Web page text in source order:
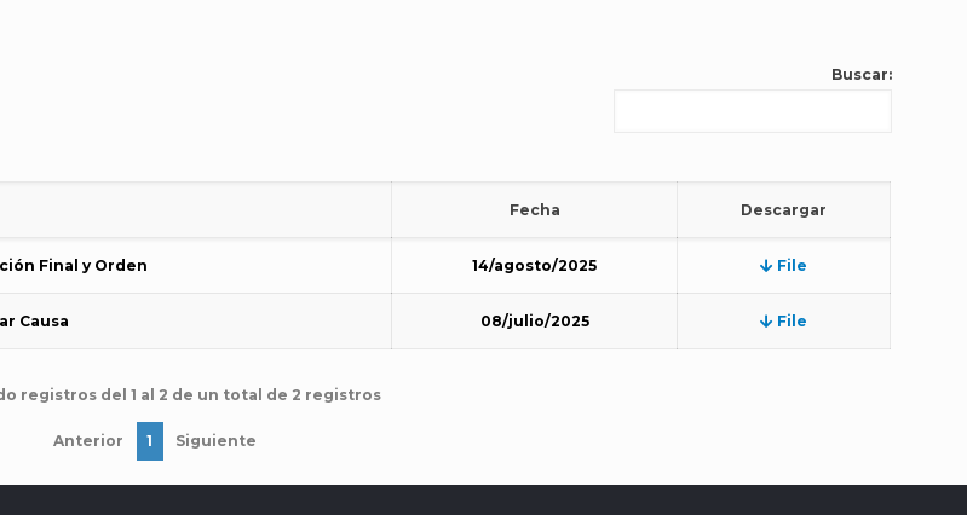
Buscar:
Fecha Descargar
Final y Orden 14/agosto/2025 File
Causa 08/julio/2025 File
registros del 1 al 2 de un total de 2 registros
Anterior 1 Siguiente